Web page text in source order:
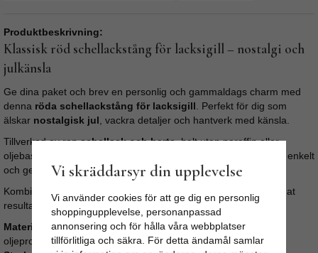
Produktbeskrivning:
Klassisk röd schellackstång för lacksigill – nostalgi och
julkänsla
Ge dina paket och brev en personlig och gammaldags charm med
denna röda schellackstång för lacksigill. Perfekt för dig som
älskar nostalgisk jul, vackra detaljer och hantverk med känsla.
Tillverkad av renschellack och harts, helt utan paraffin eller
oljebaserade tillsatser – precis som förr i tiden. Lacken smälter enkelt
och ger ett vackert, glansigt sigill som håller länge.
Kombinera gärna med vår stämpel för lacksigill
för ett fulländat
resultat.
Material:
Endast schellack och harts (inga paraffin- eller
oljeprodukter)
Vi skräddarsyr din upplevelse
Vi använder cookies för att ge dig en personlig
shoppingupplevelse, personanpassad
annonsering och för hålla våra webbplatser
tillförlitliga och säkra. För detta ändamål samlar